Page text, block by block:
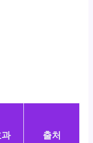
출처